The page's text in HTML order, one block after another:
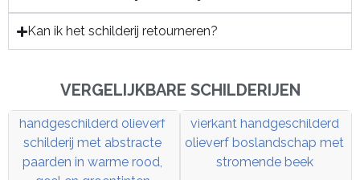
Kan ik het schilderij retourneren?
VERGELIJKBARE SCHILDERIJEN